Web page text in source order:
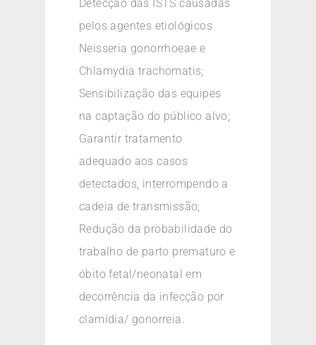
Detecção das ISTS causadas
pelos agentes etiológicos
Neisseria gonorrhoeae e
Chlamydia trachomatis;
Sensibilização das equipes
na captação do público alvo;
Garantir tratamento
adequado aos casos
detectados, interrompendo a
cadeia de transmissão;
Redução da probabilidade do
trabalho de parto prematuro e
óbito fetal/neonatal em
decorrência da infecção por
clamídia/ gonorreia.